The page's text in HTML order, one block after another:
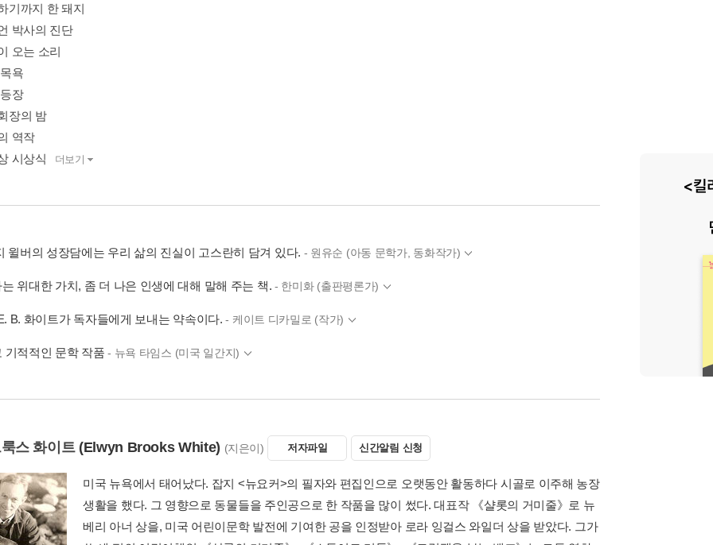
기까지 한 돼지
박사의 진단
오는 소리
욕
장
장의 밤
역작
시상식
더보기
윌버의 성장담에는 우리 삶의 진실이 고스란히 담겨 있다. - 원유순 (아동 문학가, 동화작가)
위대한 가치, 좀 더 나은 인생에 대해 말해 주는 책. - 한미화 (출판평론가)
B. 화이트가 독자들에게 보내는 약속이다.- 케이트 디카밀로 (작가)
기적적인 문학 작품- 뉴욕 타임스 (미국 일간지)
스 화이트(Elwyn Brooks White) (지은이) 저자파일 신간알림 신청
미국 뉴욕에서 태어났다. 잡지 <뉴요커>의 필자와 편집인으로 오랫동안 활동하다 시골로 이주해 농장
생활을 했다. 그 영향으로 동물들을 주인공으로 한 작품을 많이 썼다. 대표작 《샬롯의 거미줄》로 뉴
베리 아너 상을, 미국 어린이문학 발전에 기여한 공을 인정받아 로라 잉걸스 와일더 상을 받았다. 그가